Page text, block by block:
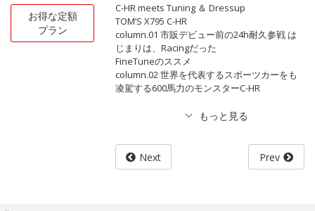
お得な定額
プラン
C-HR meets Tuning ＆ Dressup
TOM’S X795 C-HR
column.01 市販デビュー前の24h耐久参戦 は
じまりは、Racingだった
FineTuneのススメ
column.02 世界を代表するスポーツカーをも
凌駕する600馬力のモンスターC-HR
Next Prev